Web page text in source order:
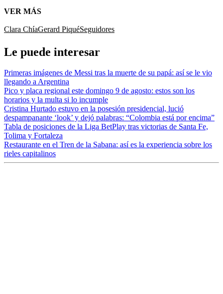
VER MÁS
Clara ChíaGerard PiquéSeguidores
Le puede interesar
Primeras imágenes de Messi tras la muerte de su papá: así se le vio
llegando a Argentina
Pico y placa regional este domingo 9 de agosto: estos son los
horarios y la multa si lo incumple
Cristina Hurtado estuvo en la posesión presidencial, lució
despampanante ‘look’ y dejó palabras: “Colombia está por encima”
Tabla de posiciones de la Liga BetPlay tras victorias de Santa Fe,
Tolima y Fortaleza
Restaurante en el Tren de la Sabana: así es la experiencia sobre los
rieles capitalinos